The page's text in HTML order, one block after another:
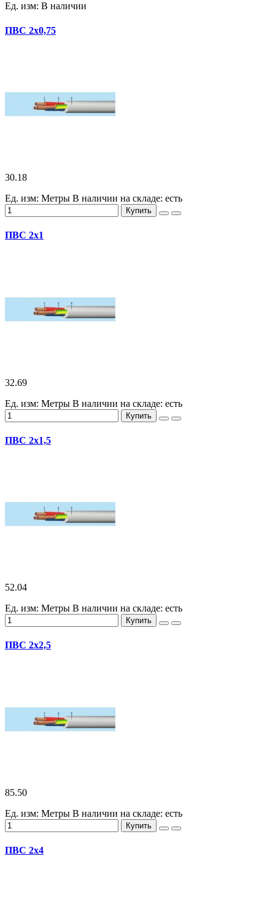
Ед. изм: В наличии
ПВС 2х0,75
30.18
Ед. изм: Метры В наличии на складе: есть
Купить
ПВС 2х1
32.69
Ед. изм: Метры В наличии на складе: есть
Купить
ПВС 2х1,5
52.04
Ед. изм: Метры В наличии на складе: есть
Купить
ПВС 2х2,5
85.50
Ед. изм: Метры В наличии на складе: есть
Купить
ПВС 2х4